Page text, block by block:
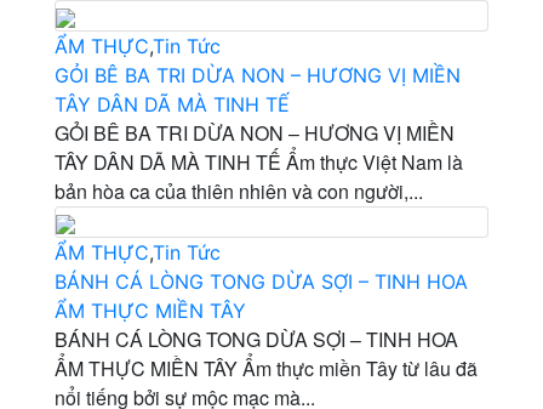
ẨM THỰC,Tin Tức
GỎI BÊ BA TRI DỪA NON – HƯƠNG VỊ MIỀN
TÂY DÂN DÃ MÀ TINH TẾ
GỎI BÊ BA TRI DỪA NON – HƯƠNG VỊ MIỀN
TÂY DÂN DÃ MÀ TINH TẾ Ẩm thực Việt Nam là
bản hòa ca của thiên nhiên và con người,...
ẨM THỰC,Tin Tức
BÁNH CÁ LÒNG TONG DỪA SỢI – TINH HOA
ẨM THỰC MIỀN TÂY
BÁNH CÁ LÒNG TONG DỪA SỢI – TINH HOA
ẨM THỰC MIỀN TÂY Ẩm thực miền Tây từ lâu đã
nổi tiếng bởi sự mộc mạc mà...